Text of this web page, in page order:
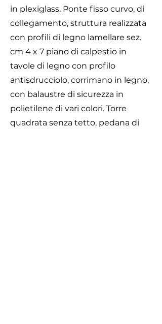
in plexiglass. Ponte fisso curvo, di
collegamento, struttura realizzata
con profili di legno lamellare sez.
cm 4 x 7 piano di calpestio in
tavole di legno con profilo
antisdrucciolo, corrimano in legno,
con balaustre di sicurezza in
polietilene di vari colori. Torre
quadrata senza tetto, pedana di